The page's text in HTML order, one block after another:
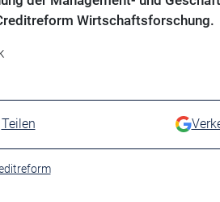
Wirtschaftsforschung.
Teilen